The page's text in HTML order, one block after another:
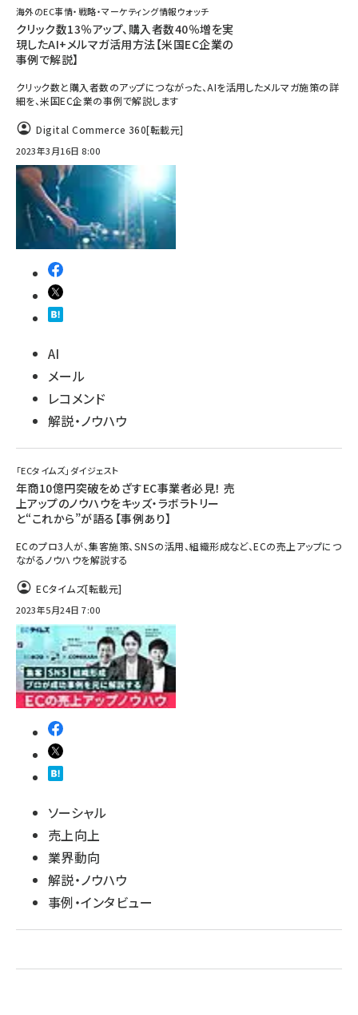
海外のEC事情・戦略・マーケティング情報ウォッチ
クリック数13％アップ、購入者数40％増を実
現したAI+メルマガ活用方法【米国EC企業の
事例で解説】
クリック数と購入者数のアップにつながった、AIを活用したメルマガ施策の詳
細を、米国EC企業の事例で解説します
Digital Commerce 360[転載元]
2023年3月16日 8:00
AI
メール
レコメンド
解説・ノウハウ
「ECタイムズ」ダイジェスト
年商10億円突破をめざすEC事業者必見！ 売
上アップのノウハウをキッズ・ラボラトリー
と“これから”が語る【事例あり】
ECのプロ3人が、集客施策、SNSの活用、組織形成など、ECの売上アップにつ
ながるノウハウを解説する
ECタイムズ[転載元]
2023年5月24日 7:00
ソーシャル
売上向上
業界動向
解説・ノウハウ
事例・インタビュー